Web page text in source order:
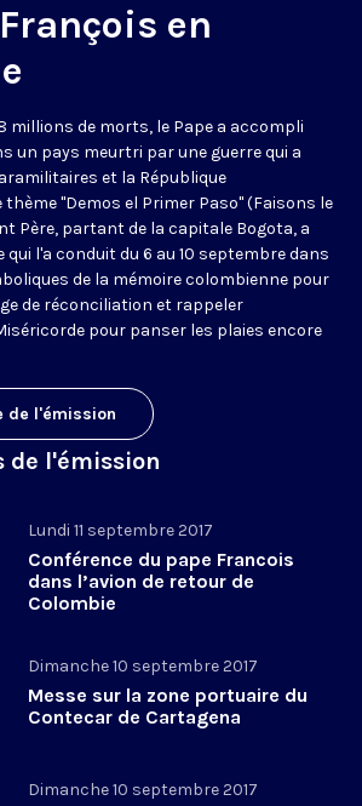
en
millions de morts, le Pape a accompli
un pays meurtri par une guerre qui a
et la République
thème "Demos el Primer Paso" (Faisons le
Père, partant de la capitale Bogota, a
l'a conduit du 6 au 10 septembre dans
de la mémoire colombienne pour
de réconciliation et rappeler
pour panser les plaies encore
de l'émission
de l'émission
Lundi 11 septembre 2017
Conférence du pape Francois
dans l’avion de retour de
Colombie
Dimanche 10 septembre 2017
Messe sur la zone portuaire du
Contecar de Cartagena
Dimanche 10 septembre 2017